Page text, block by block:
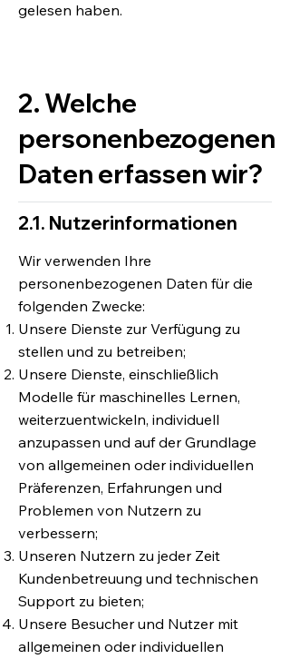
gelesen haben.
2. Welche
personenbezogenen
Daten erfassen wir?
2.1. Nutzerinformationen
Wir verwenden Ihre
personenbezogenen Daten für die
folgenden Zwecke:
Unsere Dienste zur Verfügung zu
stellen und zu betreiben;
Unsere Dienste, einschließlich
Modelle für maschinelles Lernen,
weiterzuentwickeln, individuell
anzupassen und auf der Grundlage
von allgemeinen oder individuellen
Präferenzen, Erfahrungen und
Problemen von Nutzern zu
verbessern;
Unseren Nutzern zu jeder Zeit
Kundenbetreuung und technischen
Support zu bieten;
Unsere Besucher und Nutzer mit
allgemeinen oder individuellen